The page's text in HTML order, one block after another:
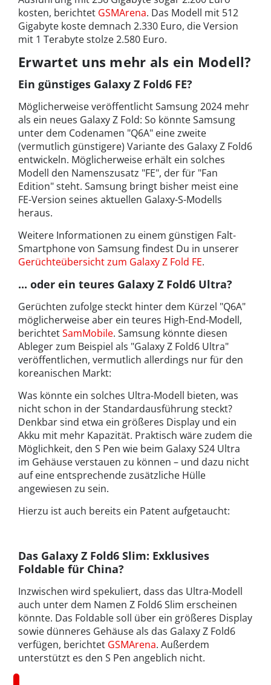
kosten, berichtet GSMArena. Das Modell mit 512
Gigabyte koste demnach 2.330 Euro, die Version
mit 1 Terabyte stolze 2.580 Euro.
Erwartet uns mehr als ein Modell?
Ein günstiges Galaxy Z Fold6 FE?
Möglicherweise veröffentlicht Samsung 2024 mehr
als ein neues Galaxy Z Fold: So könnte Samsung
unter dem Codenamen "Q6A" eine zweite
(vermutlich günstigere) Variante des Galaxy Z Fold6
entwickeln. Möglicherweise erhält ein solches
Modell den Namenszusatz "FE", der für "Fan
Edition" steht. Samsung bringt bisher meist eine
FE-Version seines aktuellen Galaxy-S-Modells
heraus.
Weitere Informationen zu einem günstigen Falt-
Smartphone von Samsung findest Du in unserer
Gerüchteübersicht zum Galaxy Z Fold FE.
... oder ein teures Galaxy Z Fold6 Ultra?
Gerüchten zufolge steckt hinter dem Kürzel "Q6A"
möglicherweise aber ein teures High-End-Modell,
berichtetSamMobile. Samsung könnte diesen
Ableger zum Beispiel als "Galaxy Z Fold6 Ultra"
veröffentlichen, vermutlich allerdings nur für den
koreanischen Markt:
Was könnte ein solches Ultra-Modell bieten, was
nicht schon in der Standardausführung steckt?
Denkbar sind etwa ein größeres Display und ein
Akku mit mehr Kapazität. Praktisch wäre zudem die
Möglichkeit, den S Pen wie beim Galaxy S24 Ultra
im Gehäuse verstauen zu können – und dazu nicht
auf eine entsprechende zusätzliche Hülle
angewiesen zu sein.
Hierzu ist auch bereits ein Patent aufgetaucht:
Das Galaxy Z Fold6 Slim: Exklusives
Foldable für China?
Inzwischen wird spekuliert, dass das Ultra-Modell
auch unter dem Namen Z Fold6 Slim erscheinen
könnte. Das Foldable soll über ein größeres Display
sowie dünneres Gehäuse als das Galaxy Z Fold6
verfügen, berichtet GSMArena. Außerdem
unterstützt es den S Pen angeblich nicht.